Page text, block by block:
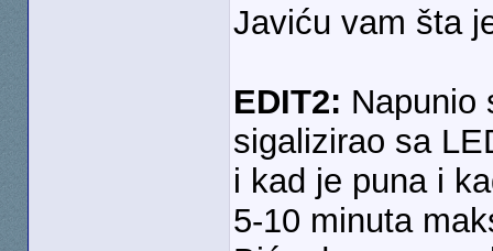
Javiću vam šta
EDIT2: Napunio
sigalizirao sa
i kad je puna i
5-10 minuta